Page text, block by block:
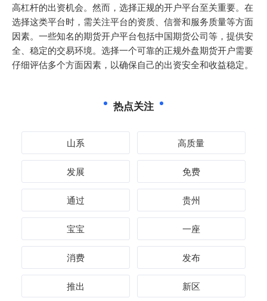
高杠杆的出资机会。然而，选择正规的开户平台至关重要。在
选择这类平台时，需关注平台的资质、信誉和服务质量等方面
因素。一些知名的期货开户平台包括中国期货公司等，提供安
全、稳定的交易环境。选择一个可靠的正规外盘期货开户需要
仔细评估多个方面因素，以确保自己的出资安全和收益稳定。
热点关注
山系 高质量
发展 免费
通过 贵州
宝宝 一座
消费 发布
推出 新区